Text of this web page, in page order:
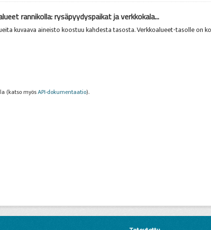
rannikolla: rysäpyydyspaikat ja verkkokala...
kuvaava aineisto koostuu kahdesta tasosta. Verkkoalueet-tasolle on
(katso myösAPI-dokumentaatio).